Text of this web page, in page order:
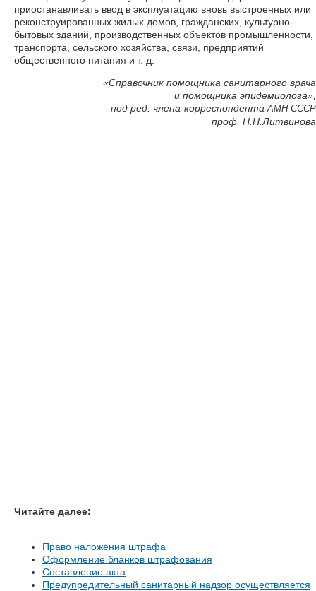
приостанавливать ввод в эксплуатацию вновь выстроенных или
реконструированных жилых домов, гражданских, культурно-
бытовых зданий, производственных объектов промышленности,
транспорта, сельского хозяйства, связи, предприятий
общественного питания и т. д.
«Справочник помощника санитарного врача
и помощника эпидемиолога»,
под ред. члена-корреспондента АМН СССР
проф. Н.Н.Литвинова
Читайте далее:
Право наложения штрафа
Оформление бланков штрафования
Составление акта
Предупредительный санитарный надзор осуществляется